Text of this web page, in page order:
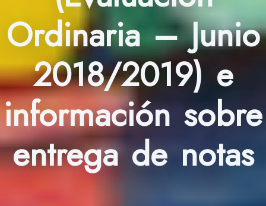
Ordinaria – Junio
2018/2019) e
información sobre
entrega de notas